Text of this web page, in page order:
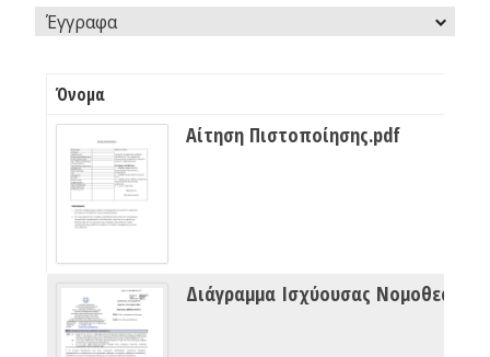
Έγγραφα
Όνομα
Αίτηση Πιστοποίησης.pdf